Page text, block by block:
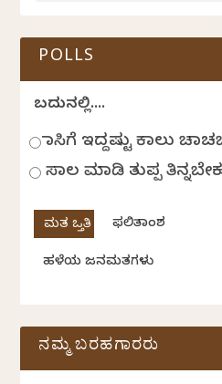
POLLS
ಬದುಕಿನಲ್ಲಿ....
ಹಾಸಿಗೆ ಇದ್ದಷ್ಟು ಕಾಲು
ಸಾಲ ಮಾಡಿ ತುಪ್ಪ
ಫಲಿತಾಂಶ
ಹಳೆಯ ಜನಮತಗಳು
ನಮ್ಮ ಬರಹಗಾರರು